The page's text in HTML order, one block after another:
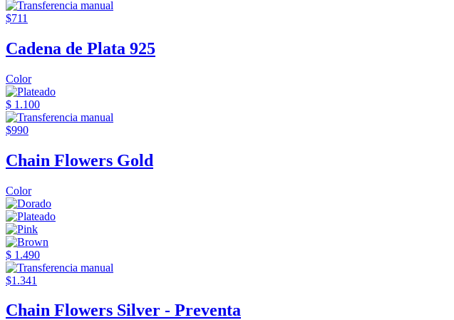
$711
Cadena de Plata 925
Color
$ 1.100
$990
Chain Flowers Gold
Color
$ 1.490
$1.341
Chain Flowers Silver - Preventa